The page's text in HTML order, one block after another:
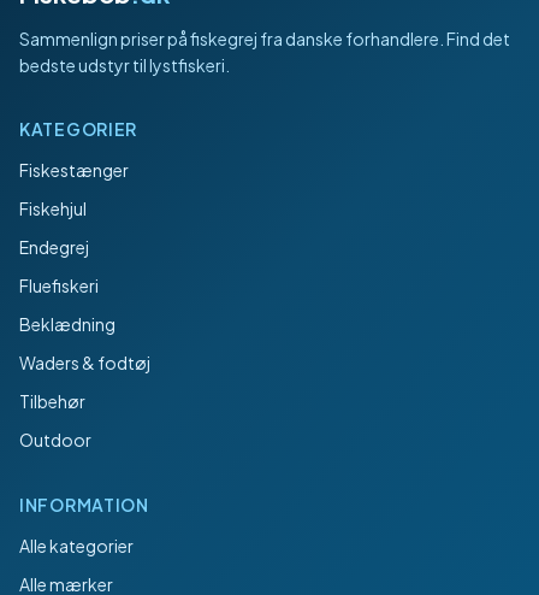
Sammenlign priser på fiskegrej fra danske forhandlere. Find det
bedste udstyr til lystfiskeri.
KATEGORIER
Fiskestænger
Fiskehjul
Endegrej
Fluefiskeri
Beklædning
Waders & fodtøj
Tilbehør
Outdoor
INFORMATION
Alle kategorier
Alle mærker